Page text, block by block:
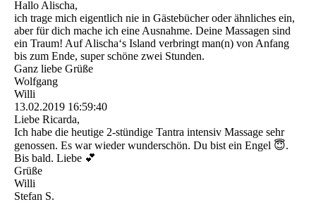
Hallo Alischa,
ich trage mich eigentlich nie in Gästebücher oder ähnliches ein,
aber für dich mache ich eine Ausnahme. Deine Massagen sind
ein Traum! Auf Alischa‘s Island verbringt man(n) von Anfang
bis zum Ende, super schöne zwei Stunden.
Ganz liebe Grüße
Wolfgang
Willi
13.02.2019 16:59:40
Liebe Ricarda,
Ich habe die heutige 2-stündige Tantra intensiv Massage sehr
genossen. Es war wieder wunderschön. Du bist ein Engel 😇.
Bis bald. Liebe 💕
Grüße
Willi
Stefan S.